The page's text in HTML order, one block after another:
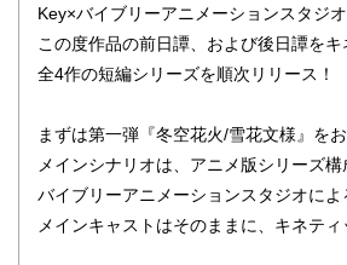
Key×バイブリーアニメーションスタジ
この度作品の前日譚、および後日譚を
全4作の短編シリーズを順次リリース！
まずは第一弾『冬空花火/雪花文様』をお
メインシナリオは、アニメ版シリーズ構
バイブリーアニメーションスタジオに
メインキャストはそのままに、キネテ